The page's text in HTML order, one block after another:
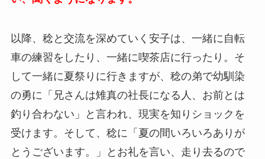
以降、 稔と交流を深めていく安子は、一緒に自転
車の練習をしたり、一緒に喫茶店に行ったり。そ
して一緒に夏祭りに行きますが、稔の弟で幼馴染
の勇に「兄さんは雉真の社長になる人、お前とは
釣り合わない」と言われ、現実を知りショックを
受けます。そして、稔に「夏の間いろいろありが
とうございます。」とお礼を言い、走り去るので